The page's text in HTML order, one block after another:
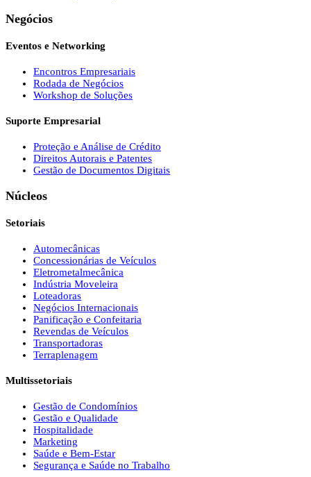
Negócios
Eventos e Networking
Encontros Empresariais
Rodada de Negócios
Workshop de Soluções
Suporte Empresarial
Proteção e Análise de Crédito
Direitos Autorais e Patentes
Gestão de Documentos Digitais
Núcleos
Setoriais
Automecânicas
Concessionárias de Veículos
Eletrometalmecânica
Indústria Moveleira
Loteadoras
Negócios Internacionais
Panificação e Confeitaria
Revendas de Veículos
Transportadoras
Terraplenagem
Multissetoriais
Gestão de Condomínios
Gestão e Qualidade
Hospitalidade
Marketing
Saúde e Bem-Estar
Segurança e Saúde no Trabalho